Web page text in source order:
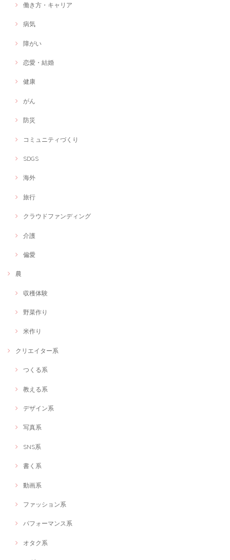
今回は、産後女性にオススメの献立相談を受けました。 私が男性で育休
座を申し込みました！ 細かいヒアリングから的確なアドバイスがいただ
セッションを通じて、食に対する意識が変わりました！ 何より、これか
せん！ ありがとうございました😊
メイドを販売するためにじぶんはけんさんのご紹介でインターネットシ
ョップの制作をお願いしました。 写真の選択もセンス良く、私が目指し
まえて、英語表記も入れて頂き、米ドルでの決済も可能な設定にしてい
れり尽くせりです。コロナ禍のために実店舗から、ネット販売への移行
います。 有難う御座います。
た。ありがとうございます!
私の周りに刃牙について話せる人がいない中で、ディープな話ができた
働き方・キャリア
病気
障がい
恋愛・結婚
健康
がん
防災
コミュニティづくり
SDGS
海外
旅行
クラウドファンディング
介護
偏愛
農
収穫体験
野菜作り
米作り
クリエイター系
つくる系
教える系
デザイン系
写真系
SNS系
書く系
動画系
ファッション系
パフォーマンス系
オタク系